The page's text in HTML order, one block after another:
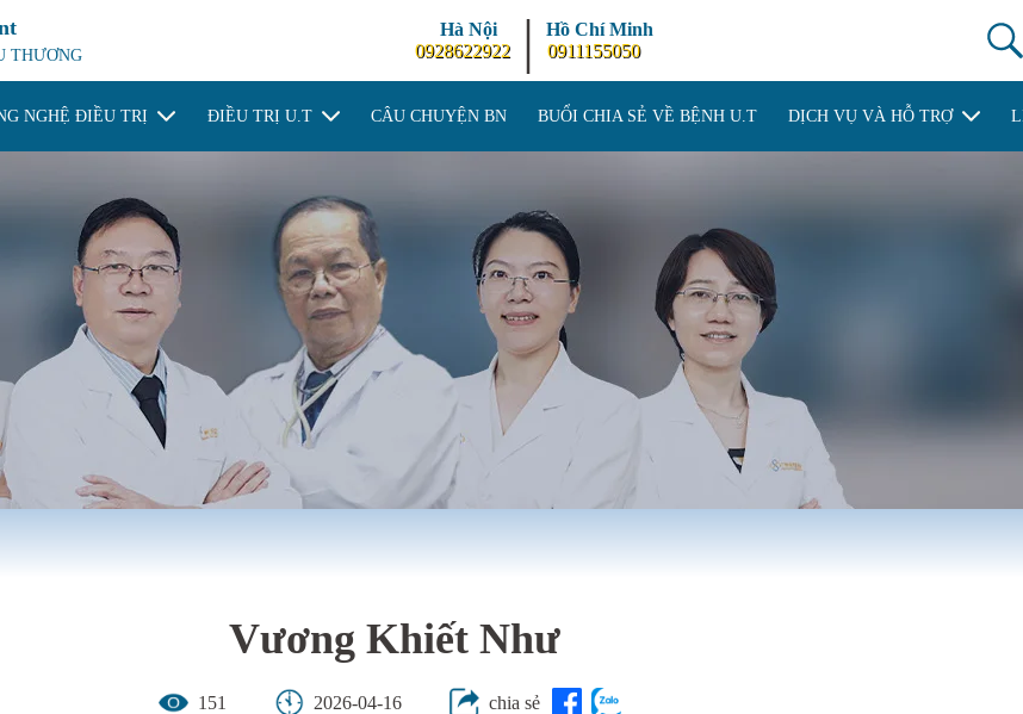
THƯƠNG
Hà Nội
0928622922
|
Hồ Chí Minh
0911155050
NGHỆ ĐIỀU TRỊ ĐIỀU TRỊ U.T CÂU CHUYỆN BN BUỔI CHIA SẺ VỀ BỆNH U.T DỊCH VỤ VÀ HỖ TRỢ
Vương Khiết Như
151 2026-04-16 chia sẻ